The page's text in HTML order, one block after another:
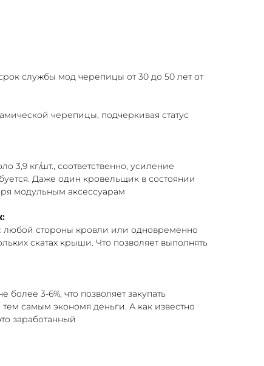
службы мод черепицы от 30 до 50 лет от
черепицы, подчеркивая статус
3,9 кг/шт., соответственно, усиление
Даже один кровельщик в состоянии
модульным аксессуарам
любой стороны кровли или одновременно
скатах крыши. Что позволяет выполнять
более 3-6%, что позволяет закупать
самым экономя деньги. А как известно
заработанный